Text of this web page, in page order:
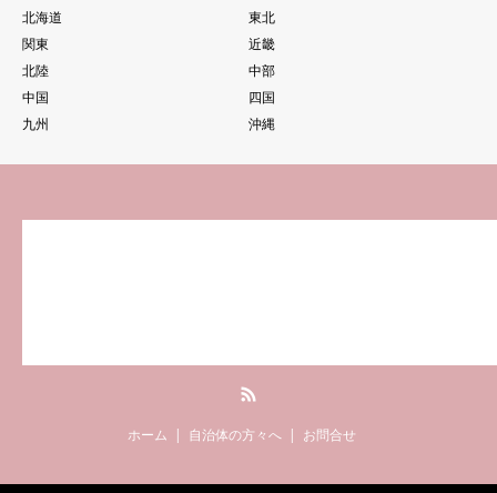
北海道
東北
関東
近畿
北陸
中部
中国
四国
九州
沖縄
ホーム 自治体の方々へ お問合せ